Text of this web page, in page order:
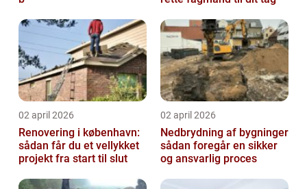
02 april 2026
Renovering i københavn:
sådan får du et vellykket
projekt fra start til slut
02 april 2026
Nedbrydning af bygninger
sådan foregår en sikker
og ansvarlig proces